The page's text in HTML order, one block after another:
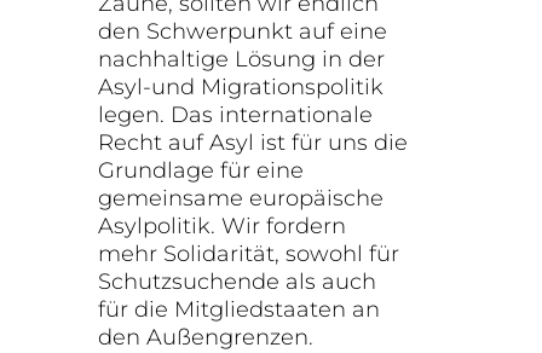
den Schwerpunkt auf eine
nachhaltige Lösung in der
Asyl-und Migrationspolitik
legen. Das internationale
Recht auf Asyl ist für uns die
Grundlage für eine
gemeinsame europäische
Asylpolitik. Wir fordern
mehr Solidarität, sowohl für
Schutzsuchende als auch
für die Mitgliedstaaten an
den Außengrenzen.